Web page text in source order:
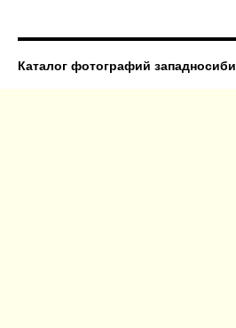
Каталог фотографий